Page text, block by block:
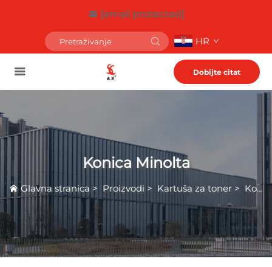
[email protected]
HR
Dobijte citat
Konica Minolta
Glavna stranica > Proizvodi > Kartuša za toner > Konica Minolta